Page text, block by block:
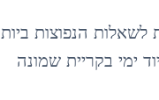
לשאלות הנפוצות
ימי בקריית שמונה